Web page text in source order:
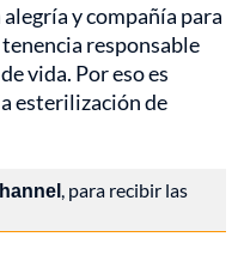
y compañía para
responsable
vida. Por eso es
esterilización de
, para recibir las